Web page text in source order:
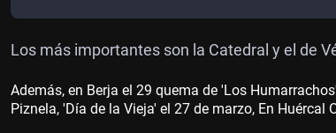
Los más importantes son la Catedral y el de
Además, en Berja el 29 quema de 'Los
Piznela, 'Día de la Vieja' el 27 de marzo, En